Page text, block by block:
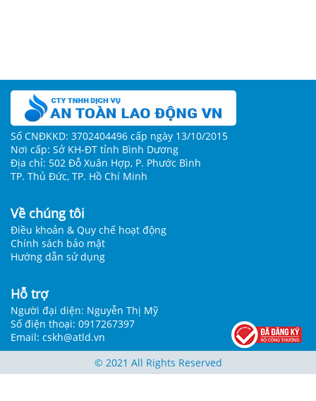
Số CNĐKKD: 3702404496 cấp ngày 13/10/2015
Nơi cấp: Sở KH-ĐT tỉnh Bình Dương
Địa chỉ: 502 Đỗ Xuân Hợp, P. Phước Bình
TP. Thủ Đức, TP. Hồ Chí Minh
Về chúng tôi
Điều khoản & Quy chế hoạt động
Chính sách bảo mật
Hướng dẫn sử dụng
Hỗ trợ
Người đại diện: Nguyễn Thị Mỹ
Số điện thoại: 0917267397
Email: cskh@atld.vn
© 2021 All Rights Reserved